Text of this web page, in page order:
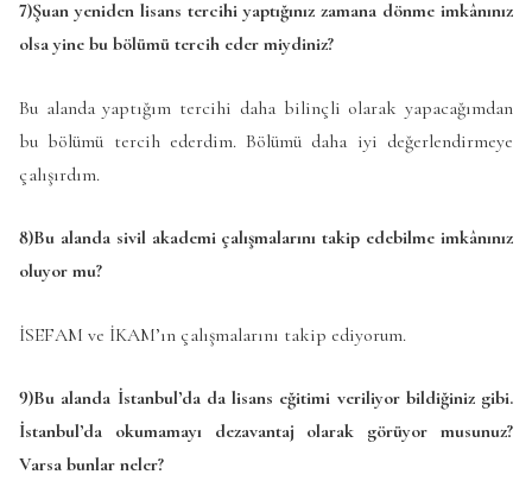
7)Şuan yeniden lisans tercihi yaptığınız zamana dönme imkânınız
olsa yine bu bölümü tercih eder miydiniz?
Bu alanda yaptığım tercihi daha bilinçli olarak yapacağımdan
bu bölümü tercih ederdim. Bölümü daha iyi değerlendirmeye
çalışırdım.
8)Bu alanda sivil akademi çalışmalarını takip edebilme imkânınız
oluyor mu?
İSEFAM ve İKAM’ın çalışmalarını takip ediyorum.
9)Bu alanda İstanbul’da da lisans eğitimi veriliyor bildiğiniz gibi.
İstanbul’da okumamayı dezavantaj olarak görüyor musunuz?
Varsa bunlar neler?